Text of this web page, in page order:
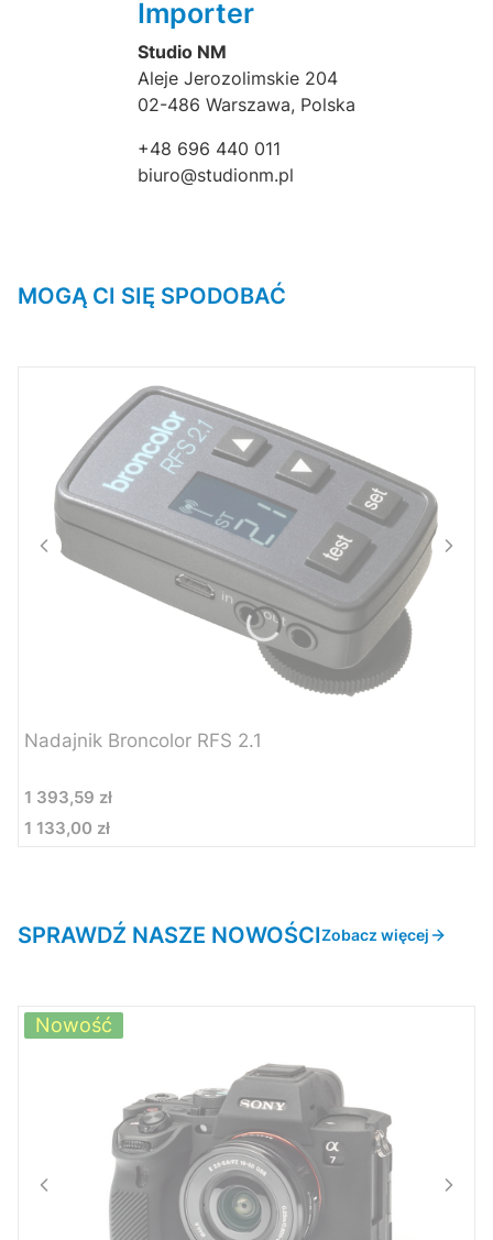
Importer
Studio NM
Aleje Jerozolimskie 204
02-486 Warszawa, Polska
+48 696 440 011
biuro@studionm.pl
MOGĄ CI SIĘ SPODOBAĆ
Nadajnik Broncolor RFS 2.1
Cena
1 393,59 zł
Cena
1 133,00 zł
SPRAWDŹ NASZE NOWOŚCIZobacz więcej
Nowość